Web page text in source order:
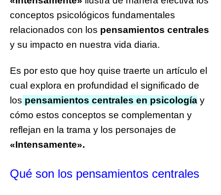
conceptos psicológicos fundamentales
relacionados con los pensamientos centrales
y su impacto en nuestra vida diaria.
Es por esto que hoy quise traerte un artículo el
cual explora en profundidad el significado de
los pensamientos centrales en psicología y
cómo estos conceptos se complementan y
reflejan en la trama y los personajes de
«Intensamente».
Qué son los pensamientos centrales